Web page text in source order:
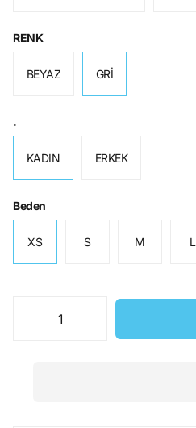
RENK
BEYAZ GRİ
.
KADIN ERKEK
Beden
XS S M L